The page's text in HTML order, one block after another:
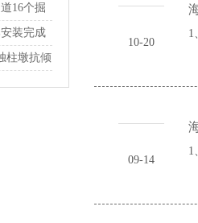
16个掘
装完成
柱墩抗倾
10-20
09-14